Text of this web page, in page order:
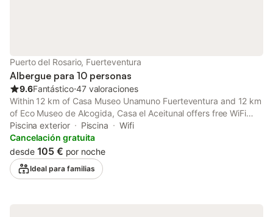
Puerto del Rosario, Fuerteventura
Albergue para 10 personas
9.6Fantástico⋅47 valoraciones
Within 12 km of Casa Museo Unamuno Fuerteventura and 12 km
of Eco Museo de Alcogida, Casa el Aceitunal offers free WiFi
and an outdoor swimming pool. This lodge features a private
pool, a garden and free private parking.
Piscina exterior Piscina
Wifi
Cancelación gratuita
desde 105 € por noche
Ideal para familias